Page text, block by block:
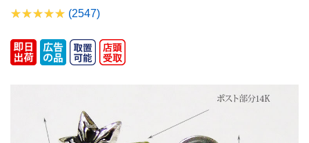
(2547)